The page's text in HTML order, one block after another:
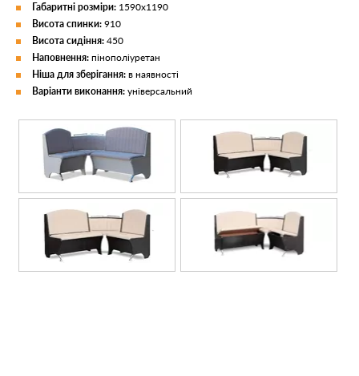
Габаритні розміри: 1590x1190
Висота спинки: 910
Висота сидіння: 450
Наповнення: пінополіуретан
Ніша для зберігання: в наявності
Варіанти виконання: універсальний